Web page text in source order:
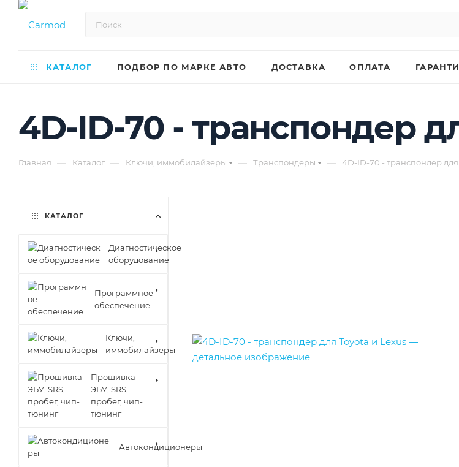
КАТАЛОГ ПОДБОР ПО МАРКЕ АВТО ДОСТАВКА ОПЛАТА
4D-ID-70 - транспондер
Главная — Каталог — Ключи, иммобилайзеры — Транспондеры — 4D-ID-70 - транспондер для
КАТАЛОГ
Диагностическое
оборудование
Программное
обеспечение
Ключи,
иммобилайзеры
Прошивка
ЭБУ, SRS,
пробег, чип-
тюнинг
Автокондиционеры